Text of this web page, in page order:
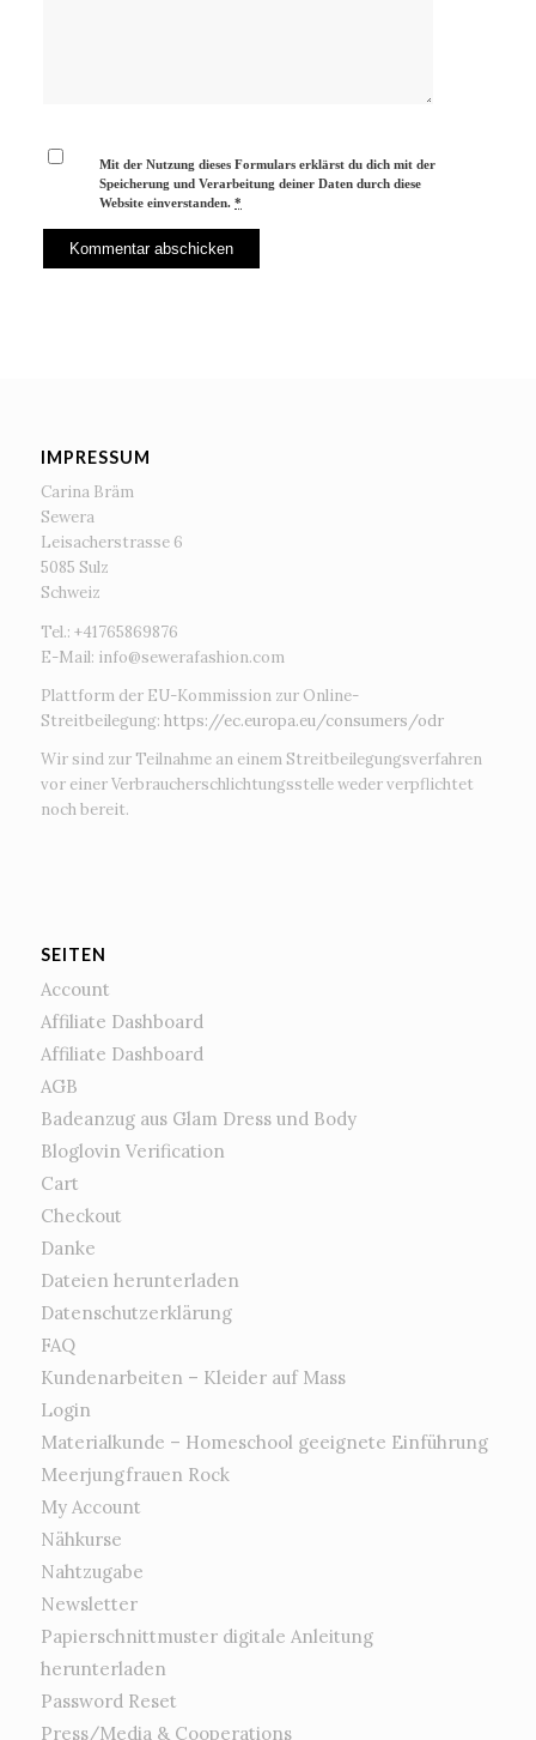
Mit der Nutzung dieses Formulars erklärst du dich mit der
Speicherung und Verarbeitung deiner Daten durch diese
Website einverstanden.*
IMPRESSUM
Carina Bräm
Sewera
Leisacherstrasse 6
5085 Sulz
Schweiz
Tel.: +41765869876
E-Mail: info@sewerafashion.com
Plattform der EU-Kommission zur Online-
Streitbeilegung: https://ec.europa.eu/consumers/odr
Wir sind zur Teilnahme an einem Streitbeilegungsverfahren
vor einer Verbraucherschlichtungsstelle weder verpflichtet
noch bereit.
SEITEN
Account
Affiliate Dashboard
Affiliate Dashboard
AGB
Badeanzug aus Glam Dress und Body
Bloglovin Verification
Cart
Checkout
Danke
Dateien herunterladen
Datenschutzerklärung
FAQ
Kundenarbeiten – Kleider auf Mass
Login
Materialkunde – Homeschool geeignete Einführung
Meerjungfrauen Rock
My Account
Nähkurse
Nahtzugabe
Newsletter
Papierschnittmuster digitale Anleitung
herunterladen
Password Reset
Press/Media & Cooperations